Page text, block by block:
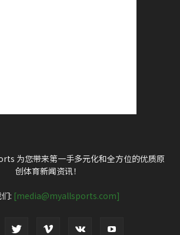
为您带来第一手多元化和全方位的优质原
创体育新闻资讯！
: [media@myallsports.com]